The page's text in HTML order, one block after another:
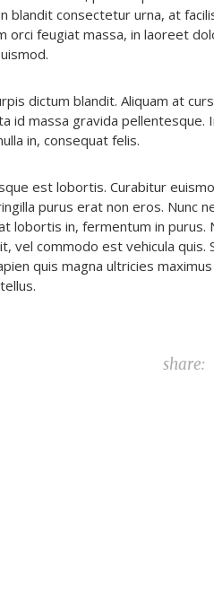
blandit consectetur urna, at
orci feugiat massa, in laoreet
dictum blandit. Aliquam at
id massa gravida pellentesque.
in, consequat felis.
est lobortis. Curabitur
purus erat non eros. Nunc
lobortis in, fermentum in purus.
vel commodo est vehicula quis.
quis magna ultricies
share: